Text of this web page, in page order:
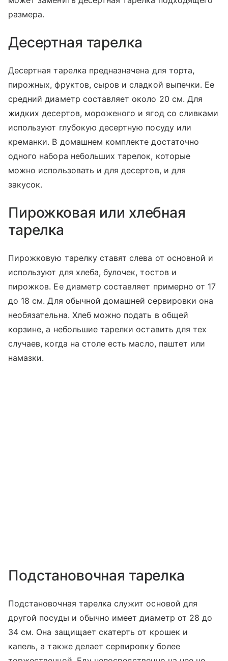
размера.
Десертная тарелка
Десертная тарелка предназначена для торта,
пирожных, фруктов, сыров и сладкой выпечки. Ее
средний диаметр составляет около 20 см. Для
жидких десертов, мороженого и ягод со сливками
используют глубокую десертную посуду или
креманки. В домашнем комплекте достаточно
одного набора небольших тарелок, которые
можно использовать и для десертов, и для
закусок.
Пирожковая или хлебная
тарелка
Пирожковую тарелку ставят слева от основной и
используют для хлеба, булочек, тостов и
пирожков. Ее диаметр составляет примерно от 17
до 18 см. Для обычной домашней сервировки она
необязательна. Хлеб можно подать в общей
корзине, а небольшие тарелки оставить для тех
случаев, когда на столе есть масло, паштет или
намазки.
Подстановочная тарелка
Подстановочная тарелка служит основой для
другой посуды и обычно имеет диаметр от 28 до
34 см. Она защищает скатерть от крошек и
капель, а также делает сервировку более